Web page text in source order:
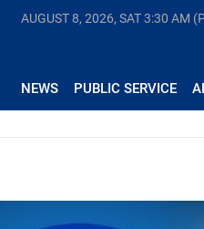
AUGUST 8, 2026, SAT3:30 AM
NEWS PUBLIC SERVICE